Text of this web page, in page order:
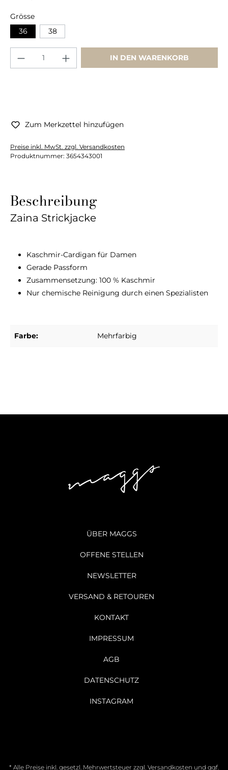
Grösse
36
38
IN DEN WARENKORB
Zum Merkzettel hinzufügen
Preise inkl. MwSt. zzgl. Versandkosten
Produktnummer: 3654343001
Beschreibung
Zaina Strickjacke
Kaschmir-Cardigan für Damen
Gerade Passform
Zusammensetzung: 100 % Kaschmir
Nur chemische Reinigung durch einen Spezialisten
Farbe: Mehrfarbig
ÜBER MAGGS
OFFENE STELLEN
NEWSLETTER
VERSAND & RETOUREN
KONTAKT
IMPRESSUM
AGB
DATENSCHUTZ
INSTAGRAM
* Alle Preise inkl. gesetzl. Mehrwertsteuer zzgl. Versandkosten und ggf.